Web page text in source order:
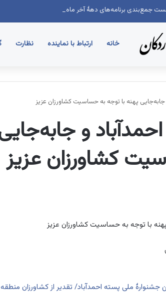
جمع‌بندی برنامه‌های دهۀ آخر ماه صفر در روستای توت
خانه ارتباط با نماینده نظارت
پهنه با توجه به حساسیت کشاورزان عزیز
و
کشاورزان عزیز
با توجه به حساسیت کشاورزان عزیز
ملی پسته احمدآباد/ تقدیر از کشاورزان